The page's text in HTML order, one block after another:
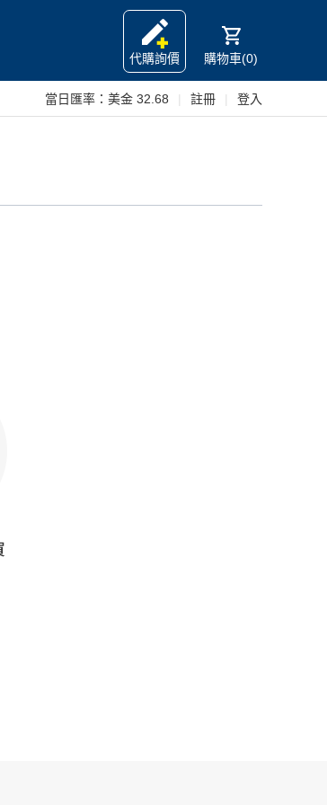
代購詢價
購物車(0)
當日匯率： 美金 32.68 註冊 登入